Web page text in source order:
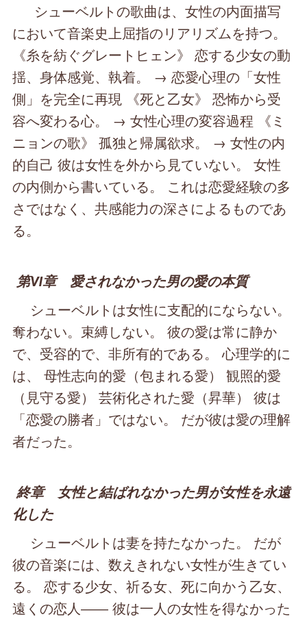
シューベルトの歌曲は、女性の内面描写
において音楽史上屈指のリアリズムを持つ。
《糸を紡ぐグレートヒェン》 恋する少女の動
揺、身体感覚、執着。 → 恋愛心理の「女性
側」を完全に再現 《死と乙女》 恐怖から受
容へ変わる心。 → 女性心理の変容過程 《ミ
ニョンの歌》 孤独と帰属欲求。 → 女性の内
的自己 彼は女性を外から見ていない。 女性
の内側から書いている。 これは恋愛経験の多
さではなく、共感能力の深さによるものであ
る。
第Ⅵ章 愛されなかった男の愛の本質
シューベルトは女性に支配的にならない。
奪わない。束縛しない。 彼の愛は常に静か
で、受容的で、非所有的である。 心理学的に
は、 母性志向的愛（包まれる愛） 観照的愛
（見守る愛） 芸術化された愛（昇華） 彼は
「恋愛の勝者」ではない。 だが彼は愛の理解
者だった。
終章 女性と結ばれなかった男が女性を永遠
化した
シューベルトは妻を持たなかった。 だが
彼の音楽には、数えきれない女性が生きてい
る。 恋する少女、祈る女、死に向かう乙女、
遠くの恋人―― 彼は一人の女性を得なかった